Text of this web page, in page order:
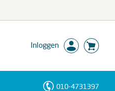
Inloggen
010-4731397